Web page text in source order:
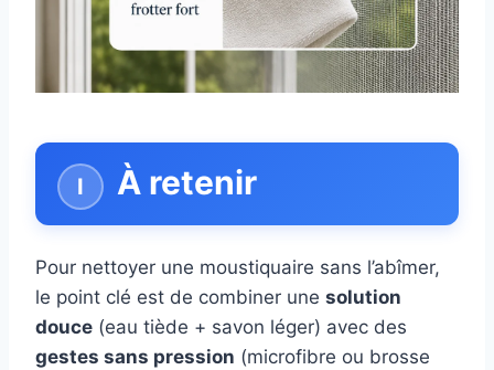
À retenir
Pour nettoyer une moustiquaire sans l’abîmer,
le point clé est de combiner une solution
douce (eau tiède + savon léger) avec des
gestes sans pression (microfibre ou brosse